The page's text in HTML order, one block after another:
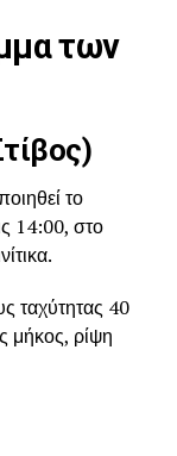
των
το
14:00, στο
ταχύτητας 40
μήκος, ρίψη